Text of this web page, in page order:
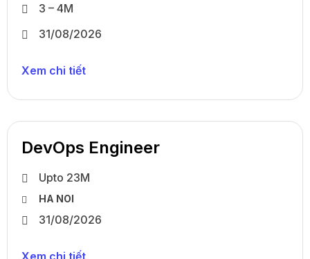
3 – 4M
31/08/2026
Xem chi tiết
DevOps Engineer
Upto 23M
HA NOI
31/08/2026
Xem chi tiết